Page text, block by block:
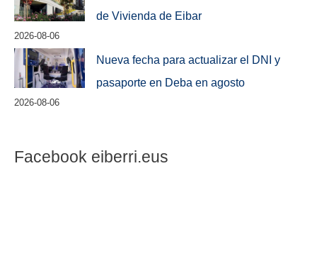
de Vivienda de Eibar
2026-08-06
Nueva fecha para actualizar el DNI y
pasaporte en Deba en agosto
2026-08-06
Facebook eiberri.eus